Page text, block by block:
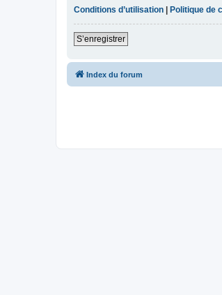
Conditions d’utilisation
Politique de
S’enregistrer
Index du forum